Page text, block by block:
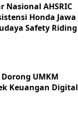
Nasional AHSRIC
Honda Jawa
Safety Riding
UMKM
Keuangan Digital